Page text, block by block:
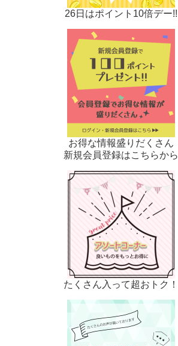
26日はポイント10倍デー!!
お得な情報盛りだくさん
新規会員登録はこちらから
たくさん入って超おトク！